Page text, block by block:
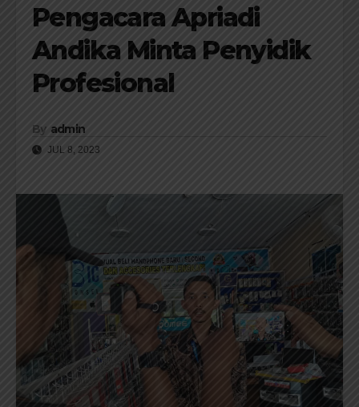
Pengacara Apriadi
Andika Minta Penyidik
Profesional
By admin
JUL 8, 2023